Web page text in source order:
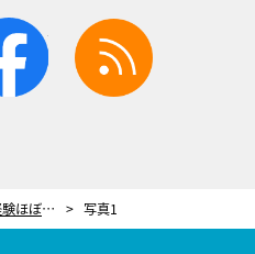
facebook
“恋愛経験ほぼゼロ”のヨネダ2000・愛、アテンドされた男性に思わず「女子の顔」に 写真1